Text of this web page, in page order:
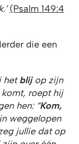
(Psalm 149:4
die een
hetblijop zijn
komt, roept hij
hen: “Kom,
weggelopen
jullie dat op